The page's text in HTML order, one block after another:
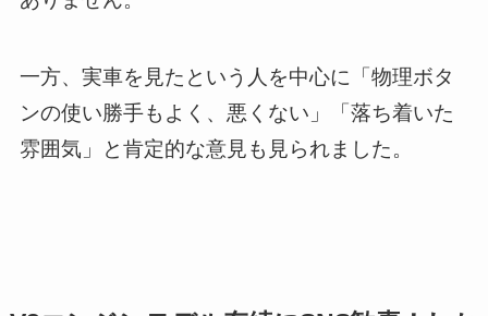
一方、実車を見たという人を中心に「物理ボタ
ンの使い勝手もよく、悪くない」「落ち着いた
雰囲気」と肯定的な意見も見られました。